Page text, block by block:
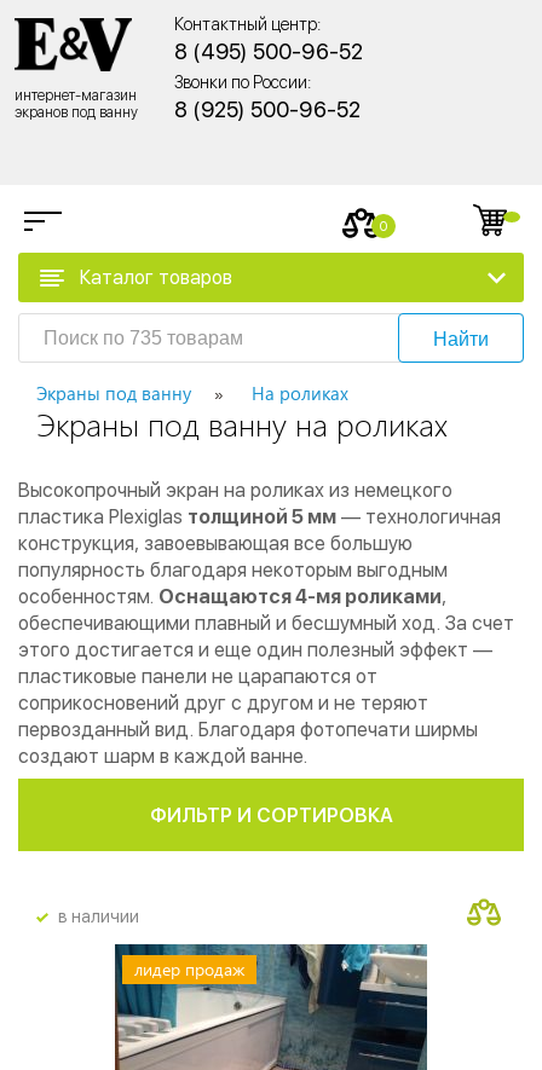
интернет-магазин
экранов под ванну
Контактный центр:
8 (495) 500-96-52
Звонки по России:
8 (925) 500-96-52
0
Каталог товаров
Найти
Экраны под ванну На роликах
Экраны под ванну на роликах
Высокопрочный экран на роликах из немецкого
пластика Plexiglas толщиной 5 мм — технологичная
конструкция, завоевывающая все большую
популярность благодаря некоторым выгодным
особенностям. Оснащаются 4-мя роликами,
обеспечивающими плавный и бесшумный ход. За счет
этого достигается и еще один полезный эффект —
пластиковые панели не царапаются от
соприкосновений друг с другом и не теряют
первозданный вид. Благодаря фотопечати ширмы
создают шарм в каждой ванне.
ФИЛЬТР И СОРТИРОВКА
в наличии
лидер продаж